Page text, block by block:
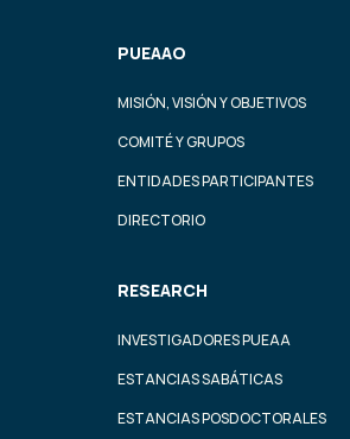
PUEAAO
MISIÓN, VISIÓN Y OBJETIVOS
COMITÉ Y GRUPOS
ENTIDADES PARTICIPANTES
DIRECTORIO
RESEARCH
INVESTIGADORES PUEAA
ESTANCIAS SABÁTICAS
ESTANCIAS POSDOCTORALES